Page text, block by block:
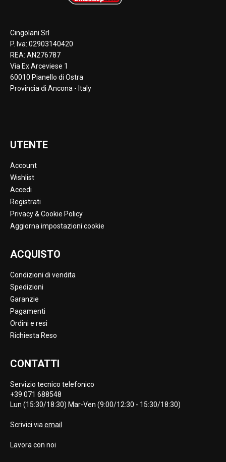
Cingolani Srl
P. Iva: 02903140420
REA: AN276787
Via Ex Arceviese 1
60010 Pianello di Ostra
Provincia di Ancona - Italy
UTENTE
Account
Wishlist
Accedi
Registrati
Privacy & Cookie Policy
Aggiorna impostazioni cookie
ACQUISTO
Condizioni di vendita
Spedizioni
Garanzie
Pagamenti
Ordini e resi
Richiesta Reso
CONTATTI
Servizio tecnico telefonico
+39 071 688548
Lun (15:30/18:30) Mar-Ven (9:00/12:30 - 15:30/18:30)
Scrivici via email
Lavora con noi